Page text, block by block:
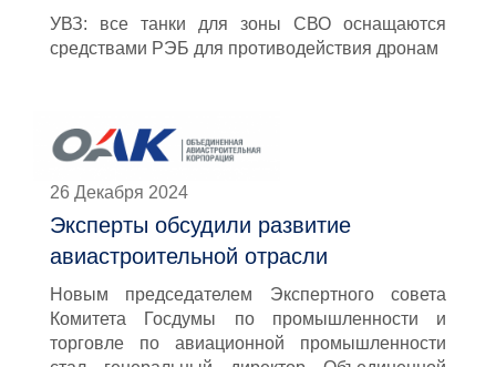
УВЗ: все танки для зоны СВО оснащаются
средствами РЭБ для противодействия дронам
26 Декабря 2024
Эксперты обсудили развитие
авиастроительной отрасли
Новым председателем Экспертного совета
Комитета Госдумы по промышленности и
торговле по авиационной промышленности